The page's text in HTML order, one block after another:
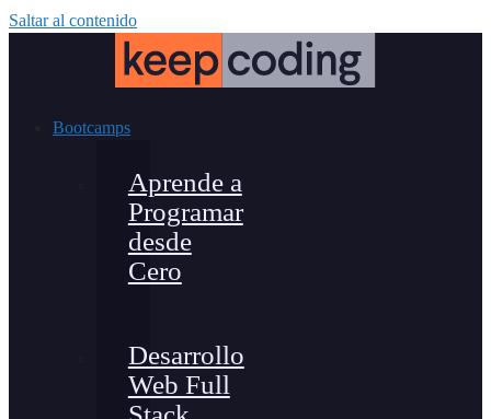
Saltar al contenido
Bootcamps
Aprende a
Programar
desde
Cero
Desarrollo
Web Full